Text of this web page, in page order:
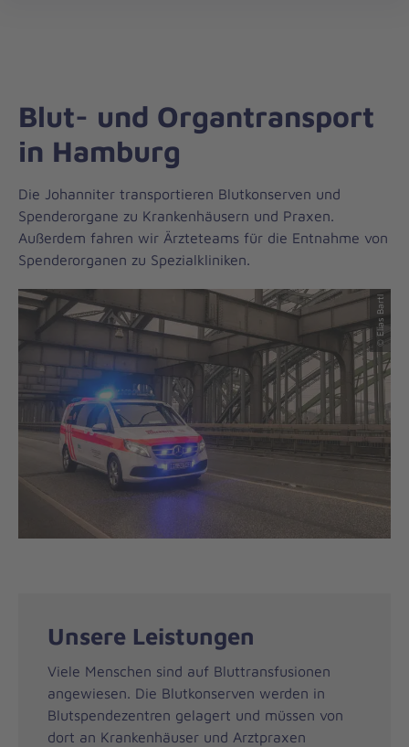
Blut- und Organtransport
in Hamburg
Die Johanniter transportieren Blutkonserven und
Spenderorgane zu Krankenhäusern und Praxen.
Außerdem fahren wir Ärzteteams für die Entnahme von
Spenderorganen zu Spezialkliniken.
© Elias Bartl
Unsere Leistungen
Viele Menschen sind auf Bluttransfusionen
angewiesen. Die Blutkonserven werden in
Blutspendezentren gelagert und müssen von
dort an Krankenhäuser und Arztpraxen